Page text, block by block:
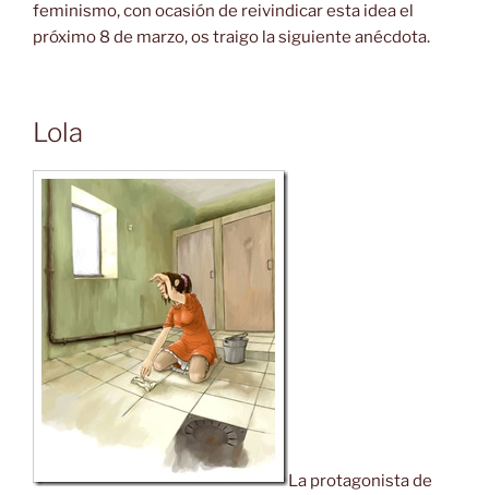
feminismo, con ocasión de reivindicar esta idea el
próximo 8 de marzo, os traigo la siguiente anécdota.
Lola
La protagonista de